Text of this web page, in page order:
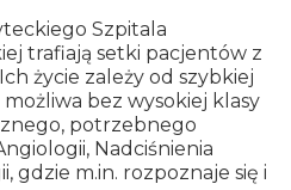
Szpitala
trafiają setki pacjentów z
życie zależy od szybkiej
bez wysokiej klasy
potrzebnego
Nadciśnienia
gdzie m.in. rozpoznaje się i